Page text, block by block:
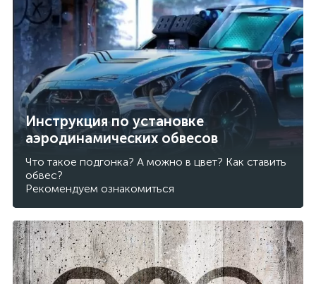
Инструкция по установке
аэродинамических обвесов
Что такое подгонка? А можно в цвет? Как ставить
обвес?
Рекомендуем ознакомиться